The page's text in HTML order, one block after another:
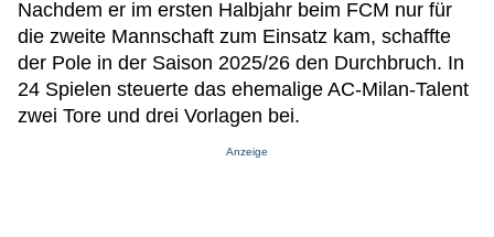
Nachdem er im ersten Halbjahr beim FCM nur für
die zweite Mannschaft zum Einsatz kam, schaffte
der Pole in der Saison 2025/26 den Durchbruch. In
24 Spielen steuerte das ehemalige AC-Milan-Talent
zwei Tore und drei Vorlagen bei.
Anzeige